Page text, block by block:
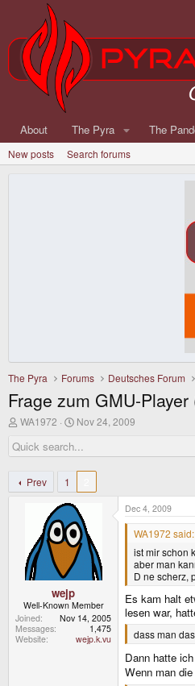
About The Pyra The
New posts Search forums
The Pyra Forums Deutsches Forum
Frage zum GMU-
T
r
e
d
s
WA1972
S
r
t
a
t
e
Nov 24, 2009
Prev 1
wejp
Well-Known Member
Joined
Nov 14, 2005
Messages
1,475
Website
wejp.k.vu
Dec 4, 2009
WA1972 said:
ist mir schon
aber man
D ne scherz,
Es kam halt
lesen war,
dass man
Dann hatte
Wenn man